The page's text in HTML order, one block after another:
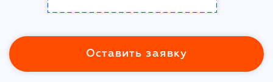
Оставить заявку